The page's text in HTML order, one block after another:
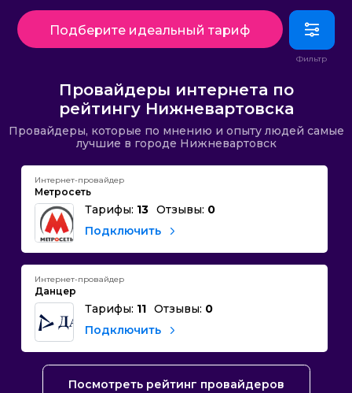
Подберите идеальный тариф
Провайдеры интернета по
рейтингу Нижневартовска
Провайдеры, которые по мнению и опыту людей самые
лучшие в городе Нижневартовск
Интернет-провайдер
Метросеть
Тарифы: 13 Отзывы: 0
Подключить
Интернет-провайдер
Данцер
Тарифы: 11 Отзывы: 0
Подключить
Посмотреть рейтинг провайдеров